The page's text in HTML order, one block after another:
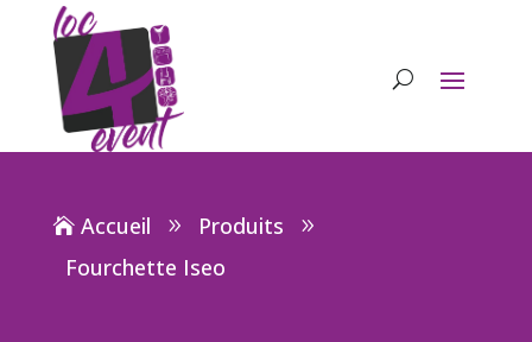
Accueil
Produits
Fourchette Iseo